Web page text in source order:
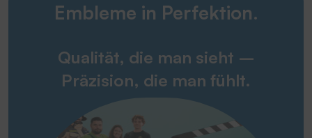
Embleme in Perfektion.
Qualität, die man sieht –
Präzision, die man fühlt.